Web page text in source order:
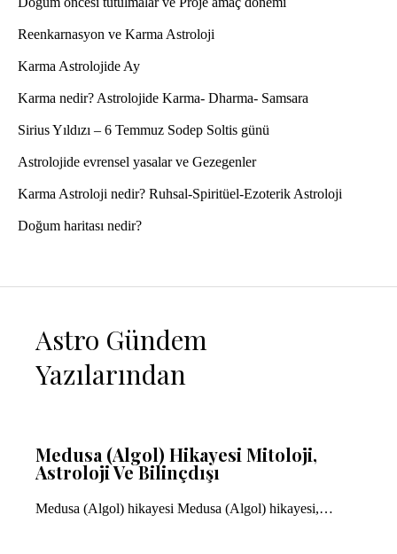
Reenkarnasyon ve Karma Astroloji
Karma Astrolojide Ay
Karma nedir? Astrolojide Karma- Dharma- Samsara
Sirius Yıldızı – 6 Temmuz Sodep Soltis günü
Astrolojide evrensel yasalar ve Gezegenler
Karma Astroloji nedir? Ruhsal-Spiritüel-Ezoterik Astroloji
Doğum haritası nedir?
Astro Gündem
Yazılarından
Medusa (Algol) Hikayesi Mitoloji,
Astroloji Ve Bilinçdışı
Medusa (Algol) hikayesi Medusa (Algol) hikayesi,…